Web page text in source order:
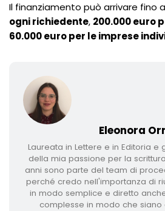
Il finanziamento può arrivare fino a
ogni richiedente, 200.000 euro
60.000 euro per le imprese
Eleonora
Laureata in Lettere e in Editoria e
della mia passione per la
anni sono parte del team di
perché credo nell'importanza di
in modo semplice e diretto
complesse in modo che siano